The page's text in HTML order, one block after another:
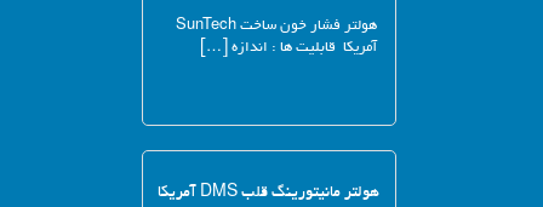
هولتر فشار خون ساخت SunTech
آمریکا قابلیت ها : اندازه […]
هولتر مانیتورینگ قلب DMS آمریکا